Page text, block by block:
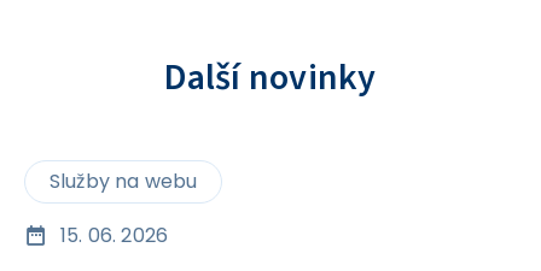
Další novinky
Služby na webu
15. 06. 2026